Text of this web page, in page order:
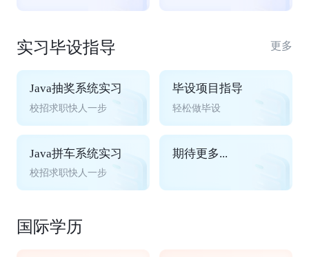
实习毕设指导 更多
Java抽奖系统实习
校招求职快人一步
毕设项目指导
轻松做毕设
Java拼车系统实习
校招求职快人一步
期待更多...
国际学历